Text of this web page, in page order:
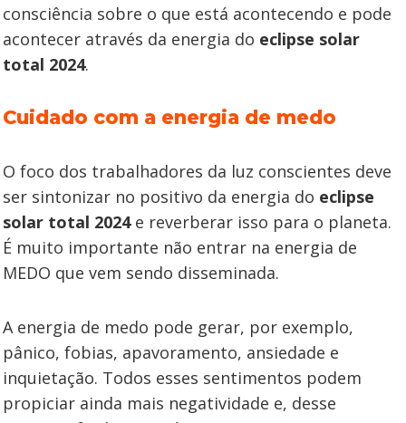
consciência sobre o que está acontecendo e pode
acontecer através da energia do eclipse solar
total 2024.
Cuidado com a energia de medo
O foco dos trabalhadores da luz conscientes deve
ser sintonizar no positivo da energia do eclipse
solar total 2024e reverberar isso para o planeta.
É muito importante não entrar na energia de
MEDO que vem sendo disseminada.
A energia de medo pode gerar, por exemplo,
pânico, fobias, apavoramento, ansiedade e
inquietação. Todos esses sentimentos podem
propiciar ainda mais negatividade e, desse